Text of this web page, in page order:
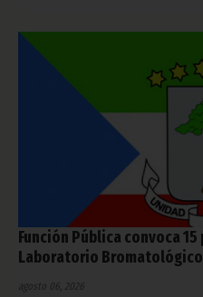
Función Pública convoca
Laboratorio Bromatológico
agosto 06, 2026